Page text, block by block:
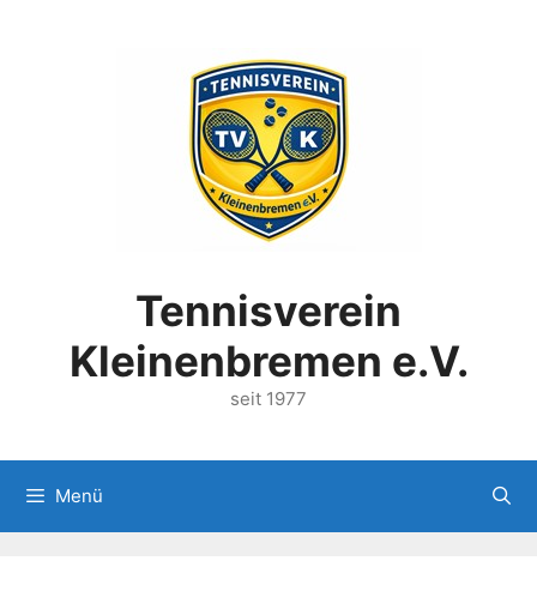
Tennisverein
Kleinenbremen e.V.
seit 1977
Menü